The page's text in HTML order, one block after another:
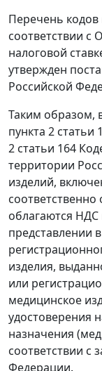
Перечень кодов
соответствии
налоговой
утвержден
Российской
Таким образом,
пункта 2 статьи
2 статьи 164
территории
изделий,
облагаются НДС
представлении
изделия,
или
медицинское
удостоверения
назначения
соответствии с
Федерации.